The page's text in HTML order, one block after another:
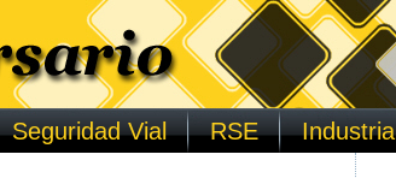
Seguridad Vial RSE Industria